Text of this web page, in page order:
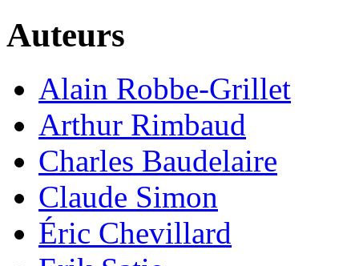
Auteurs
Alain Robbe-Grillet
Arthur Rimbaud
Charles Baudelaire
Claude Simon
Éric Chevillard